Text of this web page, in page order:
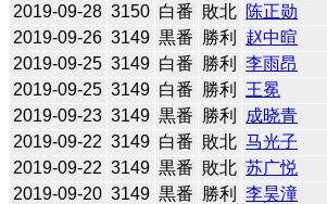
2019-09-28 3150 白番 敗北 陈正勋
2019-09-26 3149 黒番 勝利 赵中暄
2019-09-25 3149 白番 勝利 李雨昂
2019-09-25 3149 白番 勝利 王冕
2019-09-23 3149 黒番 勝利 成晓青
2019-09-22 3149 白番 敗北 马光子
2019-09-22 3149 黒番 敗北 苏广悦
2019-09-20 3149 黒番 勝利 李昊潼